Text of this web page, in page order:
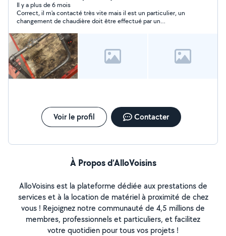
Il y a plus de 6 mois
Correct, il m'a contacté très vite mais il est un particulier, un
changement de chaudière doit être effectué par un
Voir le profil Contacter
À Propos d’AlloVoisins
AlloVoisins est la plateforme dédiée aux prestations de
services et à la location de matériel à proximité de chez
vous ! Rejoignez notre communauté de 4,5 millions de
membres, professionnels et particuliers, et facilitez
votre quotidien pour tous vos projets !